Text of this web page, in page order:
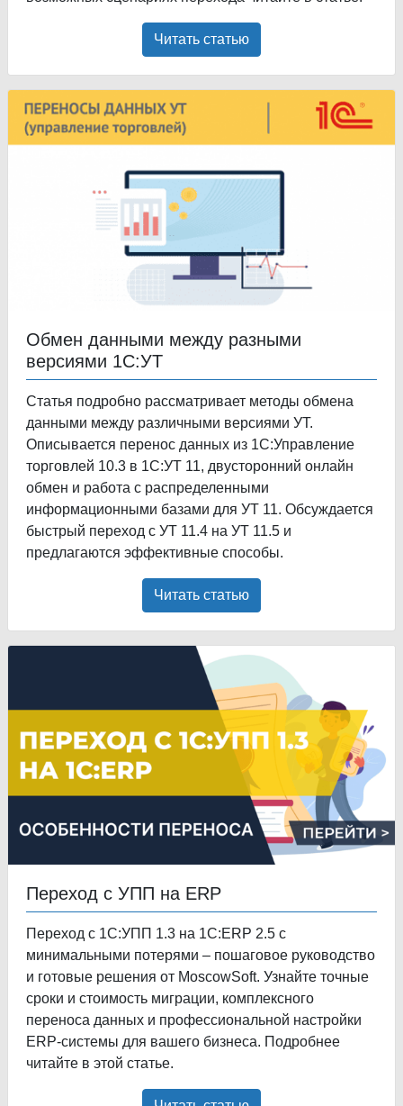
Читать статью
Обмен данными между разными
версиями 1С:УТ
Статья подробно рассматривает методы обмена
данными между различными версиями УТ.
Описывается перенос данных из 1С:Управление
торговлей 10.3 в 1С:УТ 11, двусторонний онлайн
обмен и работа с распределенными
информационными базами для УТ 11. Обсуждается
быстрый переход с УТ 11.4 на УТ 11.5 и
предлагаются эффективные способы.
Читать статью
Переход с УПП на ERP
Переход с 1С:УПП 1.3 на 1С:ERP 2.5 с
минимальными потерями – пошаговое руководство
и готовые решения от MoscowSoft. Узнайте точные
сроки и стоимость миграции, комплексного
переноса данных и профессиональной настройки
ERP-системы для вашего бизнеса. Подробнее
читайте в этой статье.